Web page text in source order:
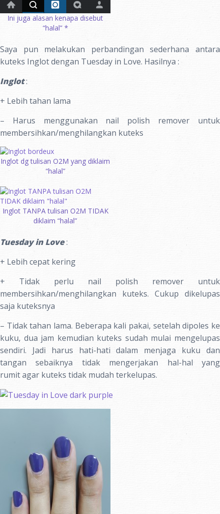
Ini juga alasan kenapa disebut
“halal” *
Saya pun melakukan perbandingan sederhana antara
kuteks Inglot dengan Tuesday in Love. Hasilnya :
Inglot:
+ Lebih tahan lama
– Harus menggunakan nail polish remover untuk
membersihkan/menghilangkan kuteks
Inglot dg tulisan O2M yang diklaim
“halal”
Inglot TANPA tulisan O2M TIDAK
diklaim “halal”
Tuesday in Love:
+ Lebih cepat kering
+ Tidak perlu nail polish remover untuk
membersihkan/menghilangkan kuteks. Cukup dikelupas
saja kuteksnya
– Tidak tahan lama. Beberapa kali pakai, setelah dipoles ke
kuku, dua jam kemudian kuteks sudah mulai mengelupas
sendiri. Jadi harus hati-hati dalam menjaga kuku dan
tangan sebaiknya tidak mengerjakan hal-hal yang
rumit agar kuteks tidak mudah terkelupas.